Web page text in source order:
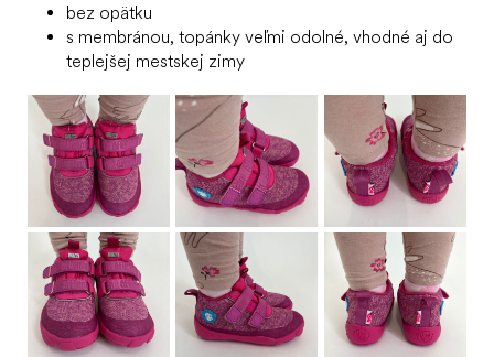
bez opätku
s membránou, topánky veľmi odolné, vhodné aj do
teplejšej mestskej zimy